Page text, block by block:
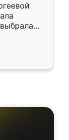
потом
с
без
осталась
ожидала.